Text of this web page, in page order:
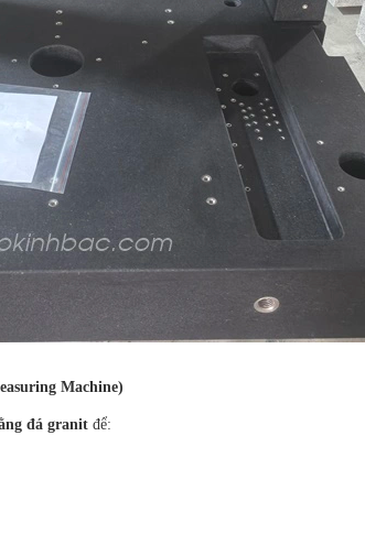
Machine)
đá granit để: